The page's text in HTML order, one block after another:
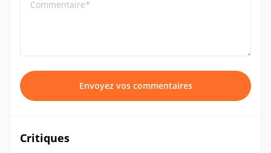
Commentaire*
Envoyez vos commentaires
Critiques